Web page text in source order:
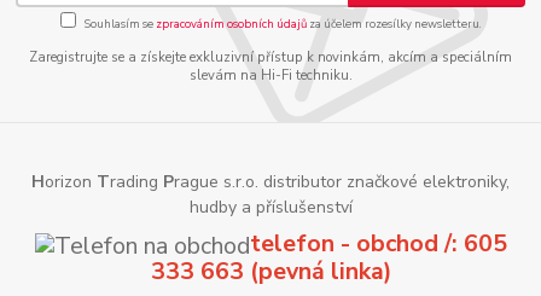
Souhlasím se zpracováním osobních údajůza účelem rozesílky newsletteru.
Zaregistrujte se a získejte exkluzivní přístup k novinkám, akcím a speciálním
slevám na Hi-Fi techniku.
Horizon Trading Prague s.r.o. distributor značkové elektroniky,
hudby a příslušenství
telefon - obchod /: 605
333 663 (pevná linka)